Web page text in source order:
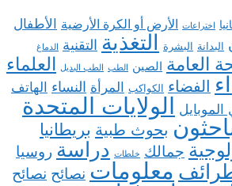
اختراعات الأرض أو الكرة الأرضية الأطفال
البدانة البشرة التغذية التقنية الدماغ
العامة الصين الطب الطب البديل العلماء
الفضاء الكواكب المرأة النساء
الهاتف
الموبايل
الولايات المتحدة
بحوث طبية بريطانيا
جمالك خلطات دراسة روسيا
معلومات نصائح نصائح